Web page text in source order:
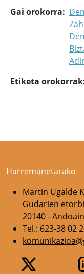
Gai orokorra
Etiketa orokorrak
Harremanetarako
Martin Ugalde
Gudarien
20140 -
Tel.: 623-38 02